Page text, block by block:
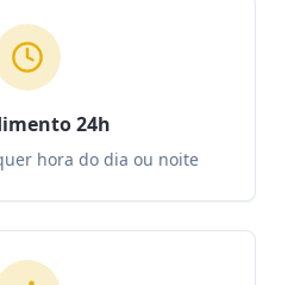
24h
hora do dia ou noite